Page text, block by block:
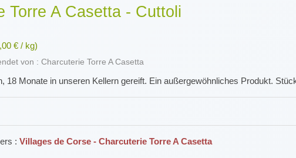
Torre A Casetta - Cuttoli
€ / kg)
von : Charcuterie Torre A Casetta
18 Monate in unseren Kellern gereift. Ein außergewöhnliches Produkt.
: Villages de Corse - Charcuterie Torre A Casetta